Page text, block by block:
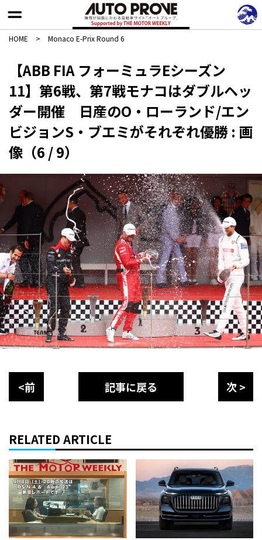
HOME > Monaco E-Prix Round 6
【ABB FIA フォーミュラEシーズン
11】第6戦、第7戦モナコはダブルヘッ
ダー開催 日産のO・ローランド/エン
ビジョンS・ブエミがそれぞれ優勝 : 画
像（6 / 9）
<前 記事に戻る 次 >
RELATED ARTICLE